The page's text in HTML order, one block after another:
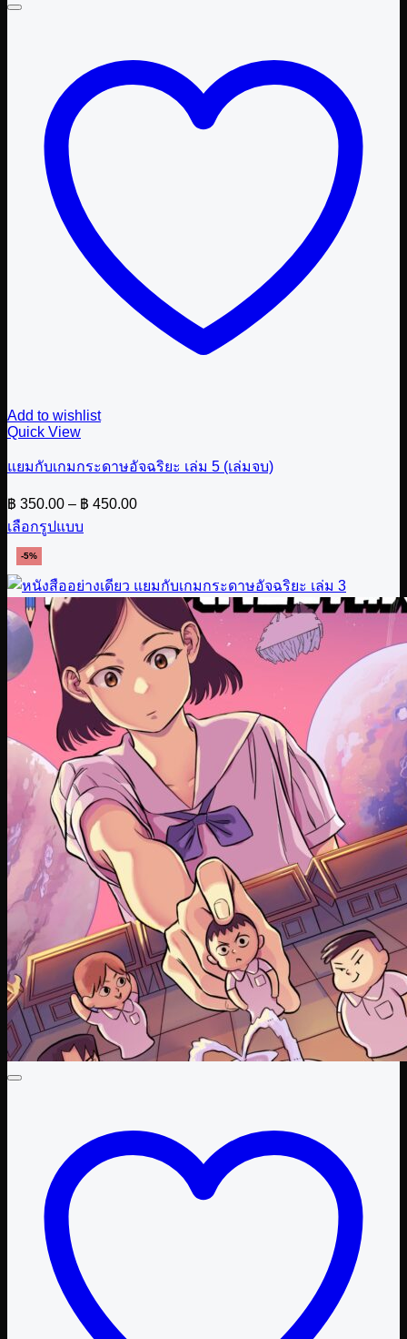
Add to wishlist
Quick View
แยมกับเกมกระดาษอัจฉริยะ เล่ม 5 (เล่มจบ)
฿ 350.00 – ฿ 450.00Price
เลือกรูปแบบ
This
product
has
multiple
variants.
The
options
may
be
chosen
on
product
page
-5%